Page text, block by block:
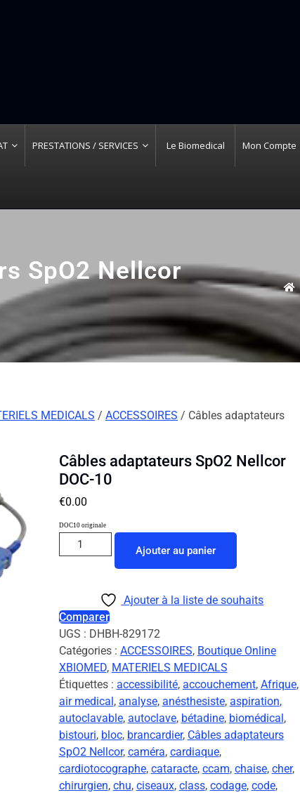
PRESTATIONS / SERVICES Le Biomedical Mon Compte
SpO2 Nellcor
MEDICALS / ACCESSOIRES / Câbles adaptateurs
Câbles adaptateurs SpO2 Nellcor
DOC-10
€0.00
DOC10 originale
Ajouter au panier
Ajouter à la liste de souhaits
Comparer
UGS : DHBH-829172
Catégories : ACCESSOIRES, Boutique Online
XBIOMED, MATERIELS MEDICALS
Étiquettes : accessibilité, accouchement, Afrique,
air medical , analyse, anésthesiste, aspiration,
autoclavable, autoclave, bétadine, biomédical ,
bistouri, bloc, brancardier, Câbles adaptateurs
SpO2 Nellcor, caméra, cardiaque,
cardiotocographe, cataracte, ccam, chaise, cher,
chirurgien, chu, ciseaux, class, codage, code,